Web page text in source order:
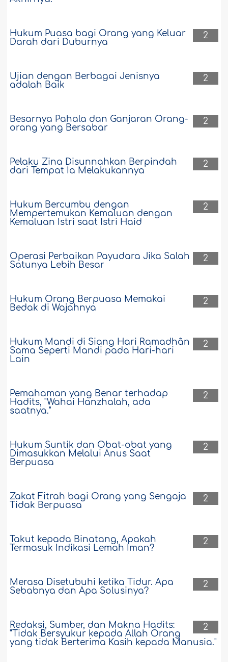
2
Hukum Puasa bagi Orang yang Keluar
Darah dari Duburnya
2
Ujian dengan Berbagai Jenisnya
adalah Baik
2
Besarnya Pahala dan Ganjaran Orang-
orang yang Bersabar
2
Pelaku Zina Disunnahkan Berpindah
dari Tempat Ia Melakukannya
2
Hukum Bercumbu dengan
Mempertemukan Kemaluan dengan
Kemaluan Istri saat Istri Haid
2
Operasi Perbaikan Payudara Jika Salah
Satunya Lebih Besar
2
Hukum Orang Berpuasa Memakai
Bedak di Wajahnya
2
Hukum Mandi di Siang Hari Ramadhân
Sama Seperti Mandi pada Hari-hari
Lain
2
Pemahaman yang Benar terhadap
Hadits, "Wahai Hanzhalah, ada
saatnya."
2
Hukum Suntik dan Obat-obat yang
Dimasukkan Melalui Anus Saat
Berpuasa
2
Zakat Fitrah bagi Orang yang Sengaja
Tidak Berpuasa
2
Takut kepada Binatang, Apakah
Termasuk Indikasi Lemah Iman?
2
Merasa Disetubuhi ketika Tidur. Apa
Sebabnya dan Apa Solusinya?
2
Redaksi, Sumber, dan Makna Hadits:
"Tidak Bersyukur kepada Allah Orang
yang tidak Berterima Kasih kepada Manusia."